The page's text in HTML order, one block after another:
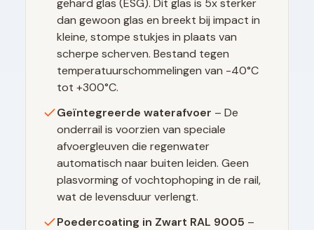
gehard glas (ESG). Dit glas is 5x sterker
dan gewoon glas en breekt bij impact in
kleine, stompe stukjes in plaats van
scherpe scherven. Bestand tegen
temperatuurschommelingen van -40°C
tot +300°C.
Geïntegreerde waterafvoer – De
onderrail is voorzien van speciale
afvoergleuven die regenwater
automatisch naar buiten leiden. Geen
plasvorming of vochtophoping in de rail,
wat de levensduur verlengt.
Poedercoating in Zwart RAL 9005 –